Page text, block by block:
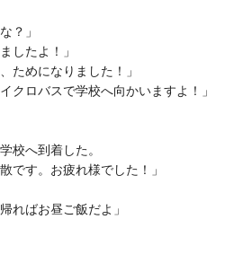
？」
したよ！」
ためになりました！」
クロバスで学校へ向かいますよ！」
へ到着した。
です。お疲れ様でした！」
ればお昼ご飯だよ」